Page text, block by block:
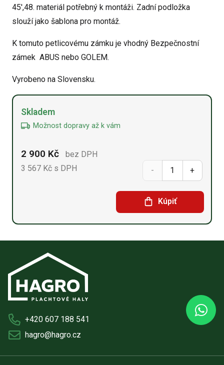
45′,48. materiál potřebný k montáži. Zadní podložka
slouží jako šablona pro montáž.
K tomuto petlicovému zámku je vhodný Bezpečnostní
zámek ABUS nebo GOLEM.
Vyrobeno na Slovensku.
Security
box
množství
Kúpiť
Alternative:
Skladem
Možnost dopravy až k vám
2 900 Kč
bez DPH
3 567 Kč s DPH
+420 607 188 541
hagro@hagro.cz